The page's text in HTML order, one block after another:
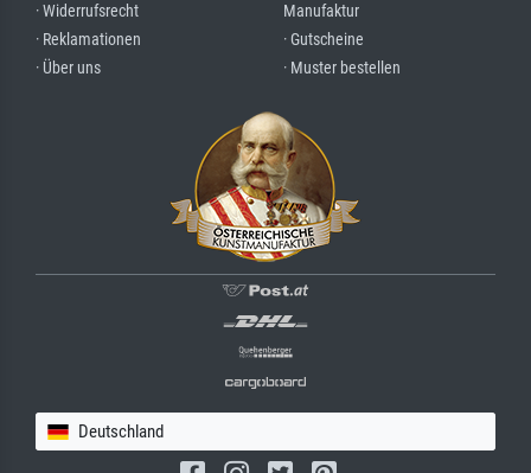
· Widerrufsrecht
· Reklamationen
· Über uns
Manufaktur
· Gutscheine
· Muster bestellen
Deutschland